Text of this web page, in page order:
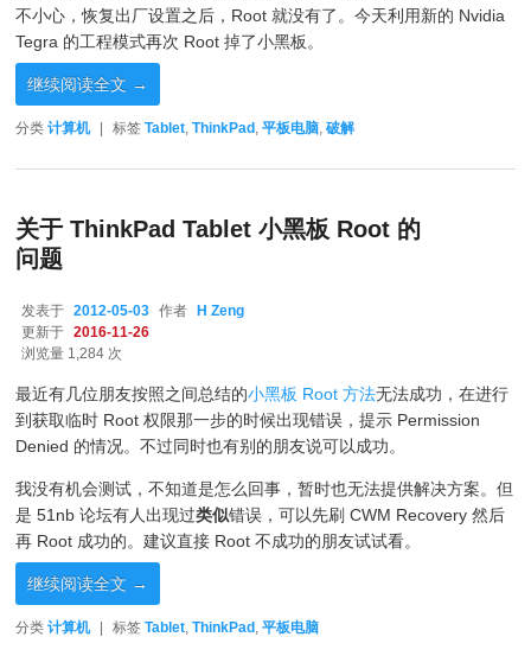
不小心，恢复出厂设置之后，Root 就没有了。今天利用新的 Nvidia
Tegra 的工程模式再次 Root 掉了小黑板。
继续阅读全文 →
分类 计算机 | 标签 Tablet ,ThinkPad ,平板电脑 ,破解
关于 ThinkPad Tablet 小黑板 Root 的
问题
发表于 2012-05-03 作者
H Zeng
更新于
2016-11-26
浏览量 1,284 次
最近有几位朋友按照之间总结的小黑板 Root 方法无法成功，在进行
到获取临时 Root 权限那一步的时候出现错误，提示 Permission
Denied 的情况。不过同时也有别的朋友说可以成功。
我没有机会测试，不知道是怎么回事，暂时也无法提供解决方案。但
是 51nb 论坛有人出现过类似错误，可以先刷 CWM Recovery 然后
再 Root 成功的。建议直接 Root 不成功的朋友试试看。
继续阅读全文 →
分类 计算机 标签 Tablet,ThinkPad ,平板电脑